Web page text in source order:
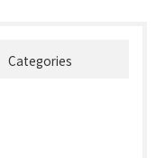
Categories